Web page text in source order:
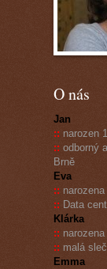
O nás
Jan
:: narozen
:: odborný
Brně
Eva
::
:: Data
Klárka
::
:: malá
Emma